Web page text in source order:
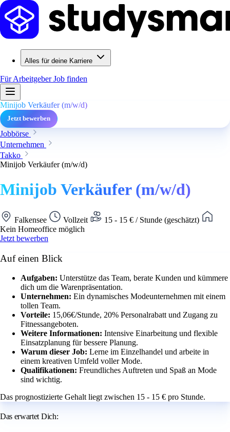
Alles für deine Karriere
Für ArbeitgeberJob finden
Minijob Verkäufer (m/w/d)
Jetzt bewerben
Jobbörse
Unternehmen
Takko
Minijob Verkäufer (m/w/d)
Minijob Verkäufer (m/w/d)
Falkensee Vollzeit
15 - 15 € / Stunde (geschätzt)
Kein Homeoffice möglich
Jetzt bewerben
Auf einen Blick
Aufgaben: Unterstütze das Team, berate Kunden und kümmere
dich um die Warenpräsentation.
Unternehmen: Ein dynamisches Modeunternehmen mit einem
tollen Team.
Vorteile: 15,06€/Stunde, 20% Personalrabatt und Zugang zu
Fitnessangeboten.
Weitere Informationen: Intensive Einarbeitung und flexible
Einsatzplanung für bessere Planung.
Warum dieser Job: Lerne im Einzelhandel und arbeite in
einem kreativen Umfeld voller Mode.
Qualifikationen: Freundliches Auftreten und Spaß an Mode
sind wichtig.
Das prognostizierte Gehalt liegt zwischen 15 - 15 € pro Stunde.
Das erwartet Dich: